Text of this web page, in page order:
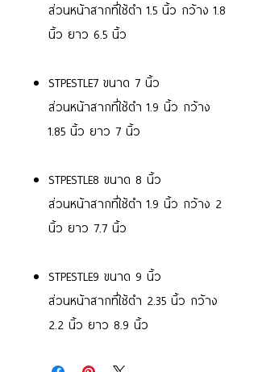
ส่วนหน้าสากที่ใช้ตำ 1.5 นิ้ว กว้าง 1.8
นิ้ว ยาว 6.5 นิ้ว
STPESTLE7 ขนาด 7 นิ้ว
ส่วนหน้าสากที่ใช้ตำ 1.9 นิ้ว กว้าง
1.85 นิ้ว ยาว 7 นิ้ว
STPESTLE8 ขนาด 8 นิ้ว
ส่วนหน้าสากที่ใช้ตำ 1.9 นิ้ว กว้าง 2
นิ้ว ยาว 7.7 นิ้ว
STPESTLE9 ขนาด 9 นิ้ว
ส่วนหน้าสากที่ใช้ตำ 2.35 นิ้ว กว้าง
2.2 นิ้ว ยาว 8.9 นิ้ว